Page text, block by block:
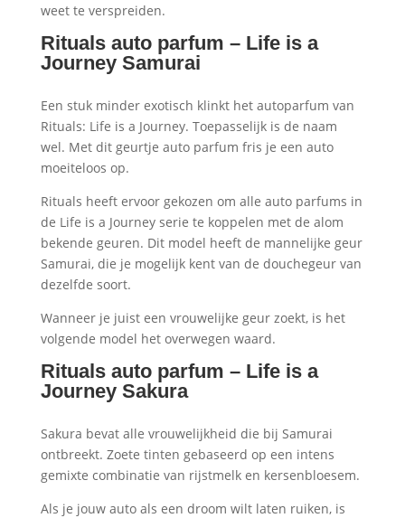
weet te verspreiden.
Rituals auto parfum – Life is a
Journey Samurai
Een stuk minder exotisch klinkt het autoparfum van
Rituals: Life is a Journey. Toepasselijk is de naam
wel. Met dit geurtje auto parfum fris je een auto
moeiteloos op.
Rituals heeft ervoor gekozen om alle auto parfums in
de Life is a Journey serie te koppelen met de alom
bekende geuren. Dit model heeft de mannelijke geur
Samurai, die je mogelijk kent van de douchegeur van
dezelfde soort.
Wanneer je juist een vrouwelijke geur zoekt, is het
volgende model het overwegen waard.
Rituals auto parfum – Life is a
Journey Sakura
Sakura bevat alle vrouwelijkheid die bij Samurai
ontbreekt. Zoete tinten gebaseerd op een intens
gemixte combinatie van rijstmelk en kersenbloesem.
Als je jouw auto als een droom wilt laten ruiken, is